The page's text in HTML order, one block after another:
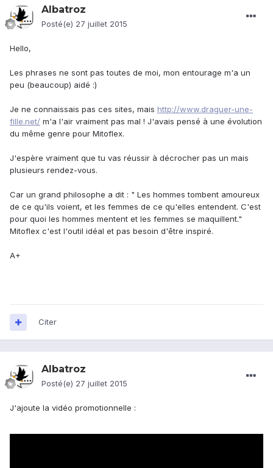
Albatroz
Posté(e) 27 juillet 2015
Hello,
Les phrases ne sont pas toutes de moi, mon entourage m'a un
peu (beaucoup) aidé :)
Je ne connaissais pas ces sites, mais http://www.draguer-une-
fille.net/ m'a l'air vraiment pas mal ! J'avais pensé à une évolution
du même genre pour Mitoflex.
J'espère vraiment que tu vas réussir à décrocher pas un mais
plusieurs rendez-vous.
Car un grand philosophe a dit : " Les hommes tombent amoureux
de ce qu'ils voient, et les femmes de ce qu'elles entendent. C'est
pour quoi les hommes mentent et les femmes se maquillent."
Mitoflex c'est l'outil idéal et pas besoin d'être inspiré.
A+
Citer
Albatroz
Posté(e) 27 juillet 2015
J'ajoute la vidéo promotionnelle :